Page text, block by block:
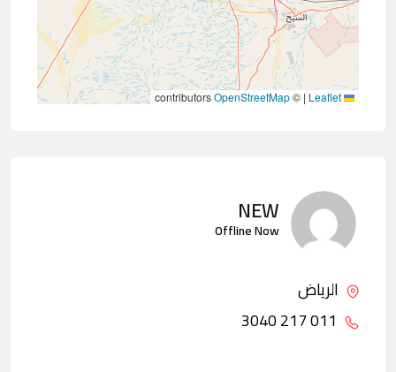
|
©
OpenStreetMap
NEW
Offline Now
الرياض